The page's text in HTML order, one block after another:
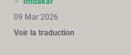
09 Mar 2026
Voir la traduction